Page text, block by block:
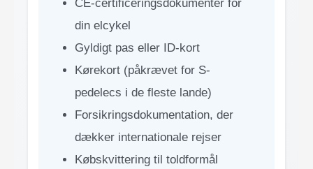
CE-certificeringsdokumenter for
din elcykel
Gyldigt pas eller ID-kort
Kørekort (påkrævet for S-
pedelecs i de fleste lande)
Forsikringsdokumentation, der
dækker internationale rejser
Købskvittering til toldformål